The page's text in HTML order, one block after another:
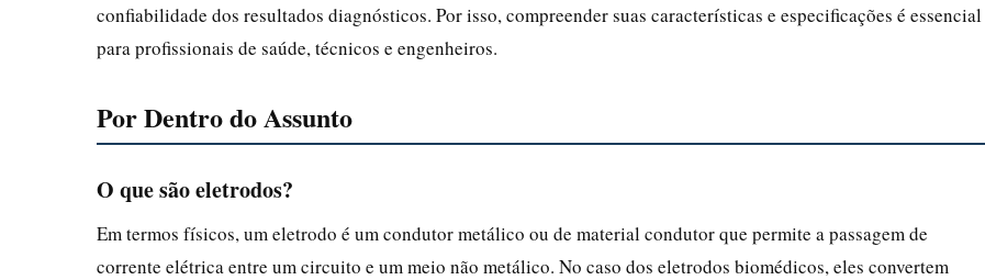
confiabilidade dos resultados diagnósticos. Por isso, compreender suas características e especificações é essencial
para profissionais de saúde, técnicos e engenheiros.
Por Dentro do Assunto
O que são eletrodos?
Em termos físicos, um eletrodo é um condutor metálico ou de material condutor que permite a passagem de
corrente elétrica entre um circuito e um meio não metálico. No caso dos eletrodos biomédicos, eles convertem